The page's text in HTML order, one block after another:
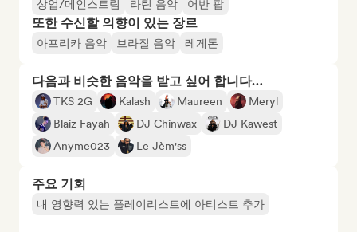
상업/메인스트림 라틴 음악 어반 팝
또한 수신할 의향이 있는 장르
아프리카 음악 브라질 음악 레게톤
다음과 비슷한 음악을 받고 싶어 합니다…
TKS 2G Kalash Maureen
Meryl
Blaiz Fayah
DJ Chinwax
DJ Kawest
Anyme023
Le Jèm'ss
주요 기회
내 영향력 있는 플레이리스트에 아티스트 추가